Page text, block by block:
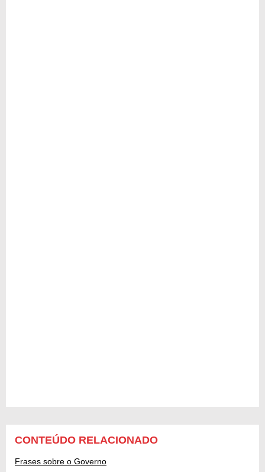
CONTEÚDO RELACIONADO
Frases sobre o Governo